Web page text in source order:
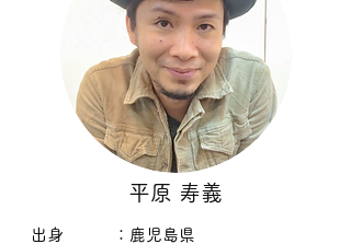
平原 寿義
出身 ：鹿児島県